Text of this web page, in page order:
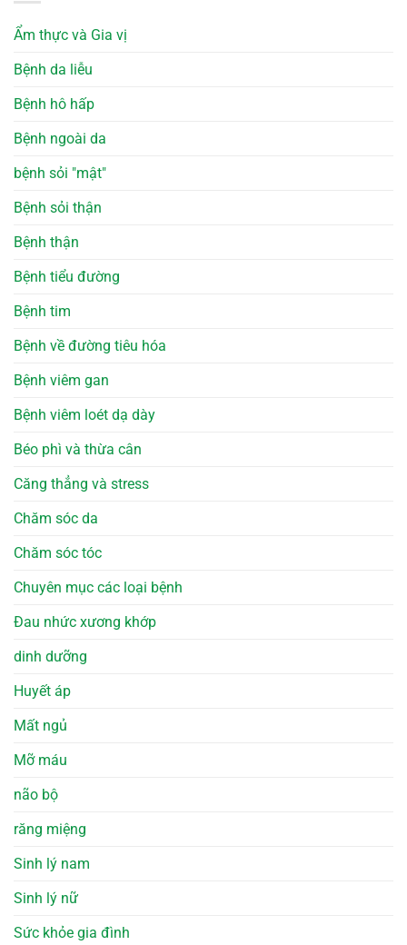
Ẩm thực và Gia vị
Bệnh da liễu
Bệnh hô hấp
Bệnh ngoài da
bệnh sỏi "mật"
Bệnh sỏi thận
Bệnh thận
Bệnh tiểu đường
Bệnh tim
Bệnh về đường tiêu hóa
Bệnh viêm gan
Bệnh viêm loét dạ dày
Béo phì và thừa cân
Căng thẳng và stress
Chăm sóc da
Chăm sóc tóc
Chuyên mục các loại bệnh
Đau nhức xương khớp
dinh dưỡng
Huyết áp
Mất ngủ
Mỡ máu
não bộ
răng miệng
Sinh lý nam
Sinh lý nữ
Sức khỏe gia đình